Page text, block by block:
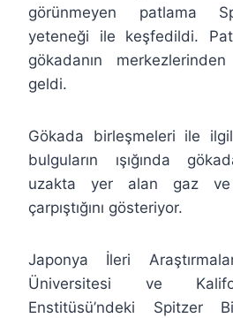
görünmeyen patlama
yeteneği ile keşfedildi.
gökadanın
geldi.
Gökada birleşmeleri ile
bulguların ışığında
uzakta yer alan gaz ve
çarpıştığını gösteriyor.
Japonya İleri
Üniversitesi ve
Enstitüsü’ndeki Spitzer